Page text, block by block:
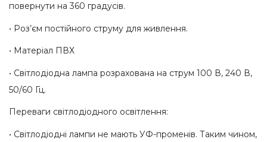
повернути на 360 градусів.
• Роз’єм постійного струму для живлення.
• Матеріал ПВХ
• Світлодіодна лампа розрахована на струм 100 В, 240 В,
50/60 Гц.
Переваги світлодіодного освітлення:
• Світлодіодні лампи не мають УФ-променів. Таким чином,